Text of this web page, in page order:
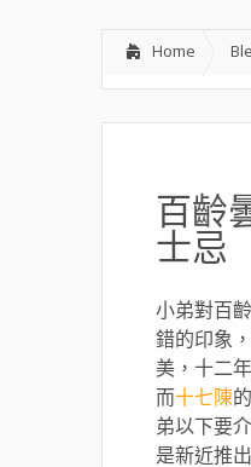
Home
百齡
士忌
小弟對百
錯的印象
美，十二
而十七陳
弟以下要
是新近推